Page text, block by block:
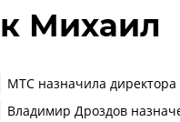
Михаил
МТС назначила директора
Владимир Дроздов